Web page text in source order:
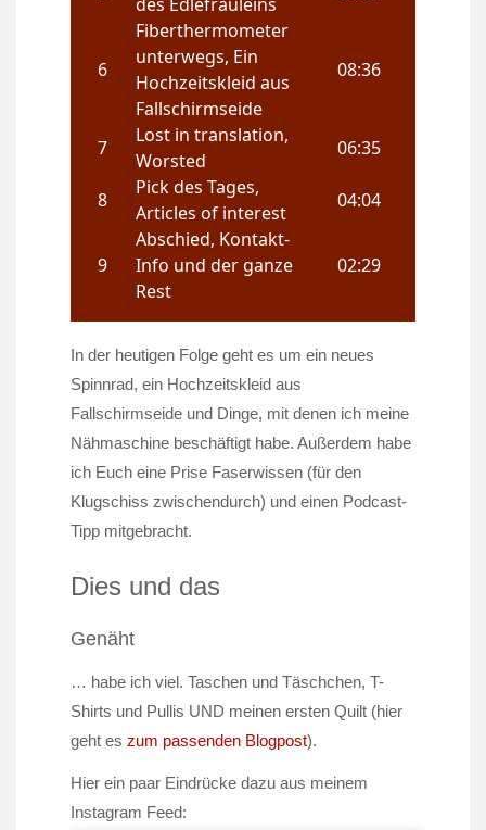
In der heutigen Folge geht es um ein neues
Spinnrad, ein Hochzeitskleid aus
Fallschirmseide und Dinge, mit denen ich meine
Nähmaschine beschäftigt habe. Außerdem habe
ich Euch eine Prise Faserwissen (für den
Klugschiss zwischendurch) und einen Podcast-
Tipp mitgebracht.
Dies und das
Genäht
… habe ich viel. Taschen und Täschchen, T-
Shirts und Pullis UND meinen ersten Quilt (hier
geht es zum passenden Blogpost).
Hier ein paar Eindrücke dazu aus meinem
Instagram Feed: